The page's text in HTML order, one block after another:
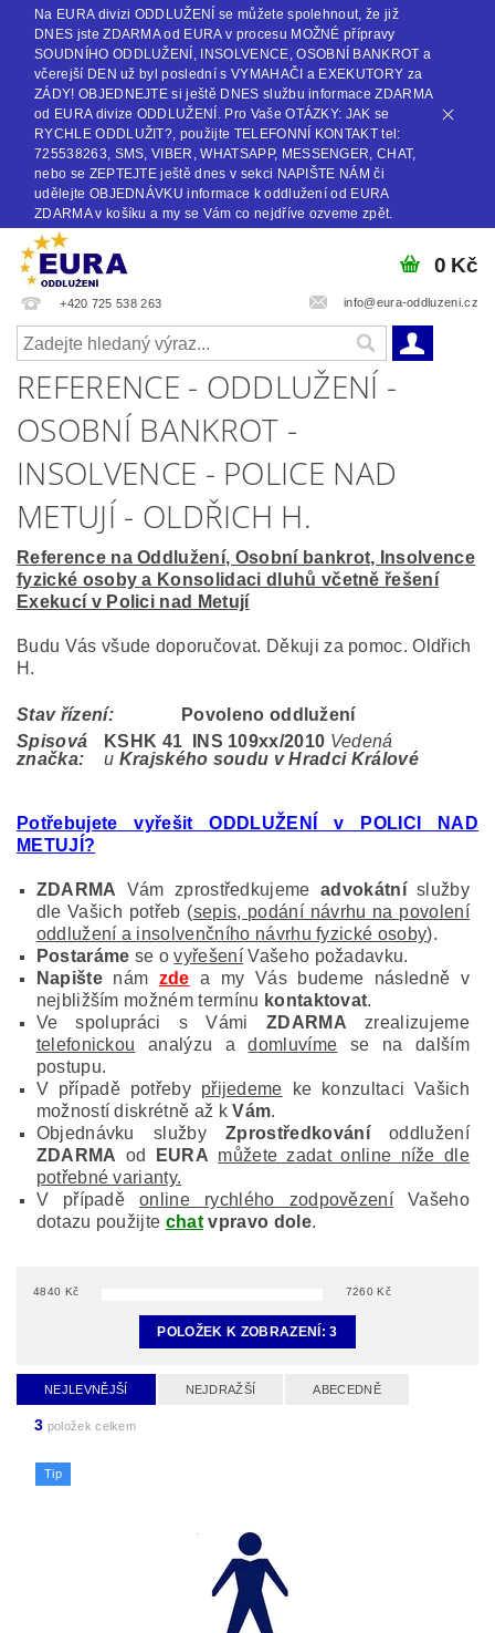
Na EURA divizi ODDLUŽENÍ se můžete spolehnout, že již
DNES jste ZDARMA od EURA v procesu MOŽNÉ přípravy
SOUDNÍHO ODDLUŽENÍ, INSOLVENCE, OSOBNÍ BANKROT a
včerejší DEN už byl poslední s VYMAHAČI a EXEKUTORY za
ZÁDY! OBJEDNEJTE si ještě DNES službu informace ZDARMA
od EURA divize ODDLUŽENÍ. Pro Vaše OTÁZKY: JAK se
RYCHLE ODDLUŽIT?, použijte TELEFONNÍ KONTAKT tel:
725538263, SMS, VIBER, WHATSAPP, MESSENGER, CHAT,
nebo se ZEPTEJTE ještě dnes v sekci NAPIŠTE NÁM či
udělejte OBJEDNÁVKU informace k oddlužení od EURA
ZDARMA v košíku a my se Vám co nejdříve ozveme zpět.
+420 725 538 263 info@eura-oddluzeni.cz
0 Kč
REFERENCE - ODDLUŽENÍ -
OSOBNÍ BANKROT -
INSOLVENCE - POLICE NAD
METUJÍ - OLDŘICH H.
Reference na Oddlužení, Osobní bankrot, Insolvence
fyzické osoby a Konsolidaci dluhů včetně řešení
Exekucí v Polici nad Metují
Budu Vás všude doporučovat. Děkuji za pomoc. Oldřich
H.
Stav řízení:
Povoleno oddlužení
Spisová
značka:
KSHK 41 INS 109xx/2010 Vedená
u Krajského soudu v Hradci Králové
Potřebujete vyřešit ODDLUŽENÍ v POLICI NAD
METUJÍ?
ZDARMA Vám zprostředkujeme advokátníslužby
dle Vašich potřeb (sepis, podání návrhu na povolení
oddlužení a insolvenčního návrhu fyzické osoby).
Postaráme se ovyřešeníVašeho požadavku.
Napištenám zde a my Vás budeme následně v
nejbližším možném termínu kontaktovat.
Ve spolupráci s Vámi ZDARMA zrealizujeme
telefonickou analýzu adomluvíme se na dalším
postupu.
V případě potřeby přijedeme ke konzultaci Vašich
možností diskrétně až kVám.
Objednávku služby
Zprostředkováníoddlužení
ZDARMA od EURA můžete zadat online níže dle
potřebné varianty.
V případěonline rychlého zodpovězení Vašeho
dotazu použijte chatvpravo dole.
4840 Kč 7260 Kč
POLOŽEK K ZOBRAZENÍ:3
NEJLEVNĚJŠÍ NEJDRAŽŠÍ ABECEDNĚ
3 položek celkem
Tip